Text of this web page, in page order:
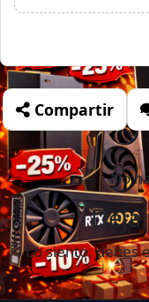
Compartir
No
Lo siento, debes